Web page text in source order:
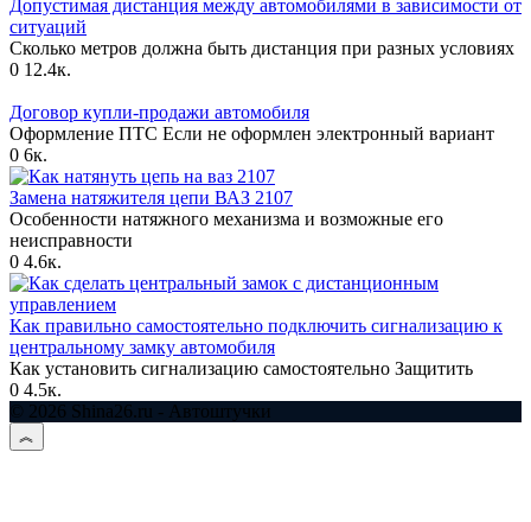
Допустимая дистанция между автомобилями в зависимости от
ситуаций
Сколько метров должна быть дистанция при разных условиях
0 12.4к.
Договор купли-продажи автомобиля
Оформление ПТС Если не оформлен электронный вариант
0 6к.
Замена натяжителя цепи ВАЗ 2107
Особенности натяжного механизма и возможные его
неисправности
0 4.6к.
Как правильно самостоятельно подключить сигнализацию к
центральному замку автомобиля
Как установить сигнализацию самостоятельно Защитить
0 4.5к.
© 2026 Shina26.ru - Автоштучки